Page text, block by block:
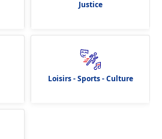
Justice
Loisirs - Sports - Culture